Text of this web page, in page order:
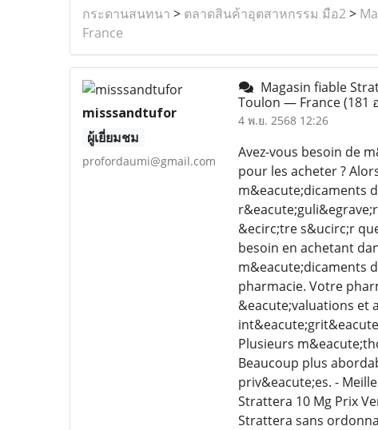
กระดานสนทนา > ตลาดสินค้าอุตสาหกรรม มือ2>
France
misssandtufor
ผู้เยี่ยมชม
profordaumi@gmail.com
Magasin fiable
Toulon — France(181
4 พ.ย. 2568 12:26
Avez-vous besoin de
pour les acheter ?
m&eacute;dicaments
&ecirc;tre s&ucirc;r
besoin en achetant
m&eacute;dicaments
pharmacie. Votre
&eacute;valuations et
Plusieurs
Beaucoup plus
priv&eacute;es. -
Strattera 10 Mg Prix
Strattera sans